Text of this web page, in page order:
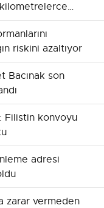
riskini azaltıyor
Bacınak son
Filistin konvoyu
adresi
zarar vermeden